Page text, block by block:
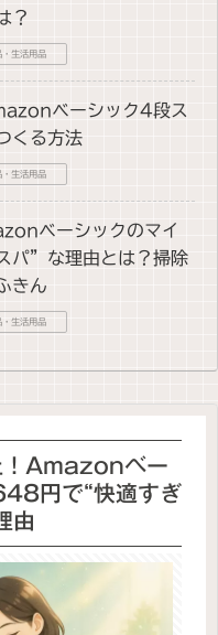
？
・生活用品
ベーシック4段ス
くる方法
・生活用品
ベーシックのマイ
パ”な理由とは？掃除
きん
・生活用品
！Amazonベー
円で“快適すぎ
由